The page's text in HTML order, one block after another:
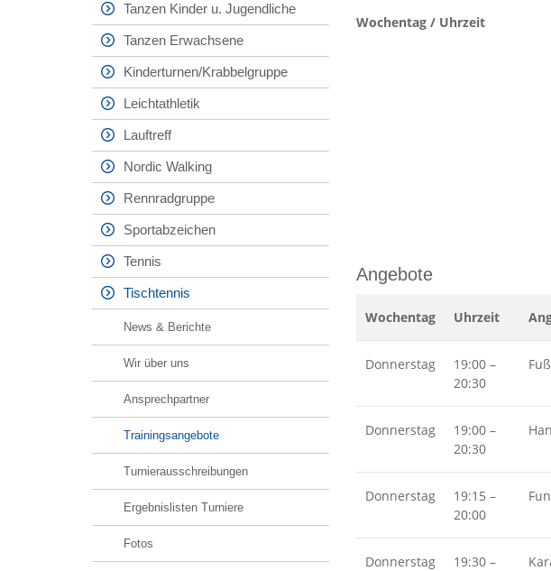
Tanzen Kinder u. Jugendliche
Tanzen Erwachsene
Kinderturnen/Krabbelgruppe
Leichtathletik
Lauftreff
Nordic Walking
Rennradgruppe
Sportabzeichen
Tennis
Tischtennis
News & Berichte
Wir über uns
Ansprechpartner
Trainingsangebote
Turnierausschreibungen
Ergebnislisten Turniere
Fotos
Wochentag / Uhrzeit
Angebote
Wochentag Uhrzeit
Donnerstag
19:00–
20:30
Donnerstag 19:00–
20:30
Donnerstag 19:15 –
20:00
Donnerstag 19:30–